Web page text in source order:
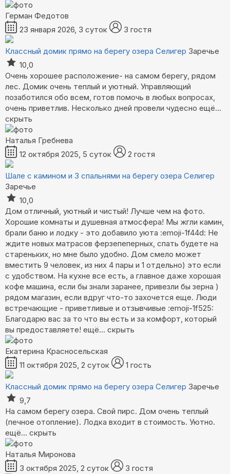
Герман Федотов
23 января 2026, 3 суток
3 гостя
Классный домик прямо на берегу озера Селигер Заречье
10,0
Очень хорошее расположение- на самом берегу, рядом
лес. Домик очень теплый и уютный. Управляющий
позаботился обо всем, готов помочь в любых вопросах,
очень приветлив. Несколько дней провели чудесно ещё...
скрыть
Наталья Гребнева
12 октября 2025, 5 суток
2 гостя
Шале с камином и 3 спальнями на берегу озера Селигер
Заречье
10,0
Дом отличный, уютный и чистый! Лучше чем на фото.
Хорошие комнаты и душевная атмосфера! Мы жгли камин,
брали баню и лодку - это добавило уюта :emoji-1f44d: Не
ждите новых матрасов ферзепеперных, спать будете на
стареньких, но мне было удобно. Дом смело может
вместить 9 человек, из них 4 пары и 1 отдельно) это если
с удобством. На кухне все есть, а главное даже хорошая
кофе машина, если бы знали заранее, привезли бы зерна )
рядом магазин, если вдруг что-то захочется еще. Люди
встречающие - приветливые и отзывчивые :emoji-1f525:
Благодарю вас за то что вы есть и за комфорт, который
вы предоставляете! ещё... скрыть
Екатерина Красносельская
11 октября 2025, 2 суток
1 гость
Классный домик прямо на берегу озера Селигер Заречье
9,7
На самом берегу озера. Свой пирс. Дом очень теплый
(печное отопление). Лодка входит в стоимость. Уютно.
ещё... скрыть
Наталья Миронова
3 октября 2025, 2 суток
3 гостя